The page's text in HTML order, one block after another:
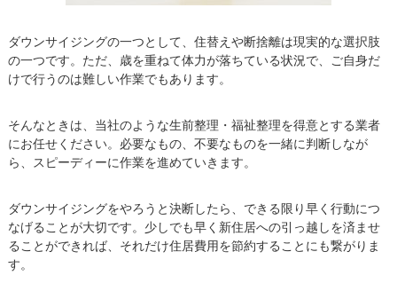
ダウンサイジングの一つとして、住替えや断捨離は現実的な選択肢
の一つです。ただ、歳を重ねて体力が落ちている状況で、ご自身だ
けで行うのは難しい作業でもあります。
そんなときは、当社のような生前整理・福祉整理を得意とする業者
にお任せください。必要なもの、不要なものを一緒に判断しなが
ら、スピーディーに作業を進めていきます。
ダウンサイジングをやろうと決断したら、できる限り早く行動につ
なげることが大切です。少しでも早く新住居への引っ越しを済ませ
ることができれば、それだけ住居費用を節約することにも繋がりま
す。